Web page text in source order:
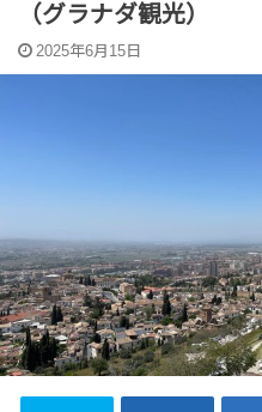
（グラナダ観光）
2025年6月15日